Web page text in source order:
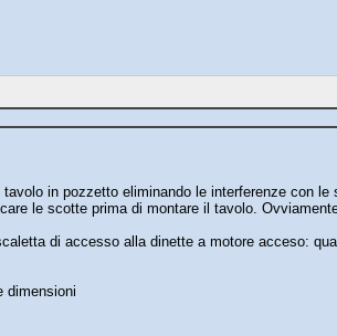
in pozzetto eliminando le interferenze con
le scotte prima di montare il tavolo.
di accesso alla dinette a motore acceso:
dimensioni